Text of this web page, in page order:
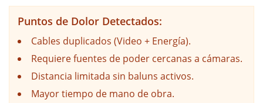
Puntos de Dolor Detectados:
Cables duplicados (Video + Energía).
Requiere fuentes de poder cercanas a cámaras.
Distancia limitada sin baluns activos.
Mayor tiempo de mano de obra.